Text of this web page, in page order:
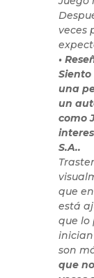
veces
•
una
un
como
S.A..
que
está
que lo
son
que